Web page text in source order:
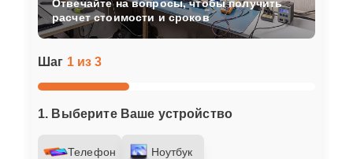
Шаг 1 из 3
1. Выберите Ваше устройство
Телефон Ноутбук
Отвечайте на вопросы, чтобы получить
расчет стоимости и сроков